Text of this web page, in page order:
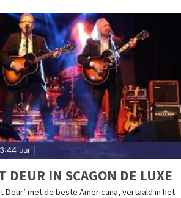
uur
DEUR IN SCAGON DE LUXE
Deur’ met de beste Americana, vertaald in het